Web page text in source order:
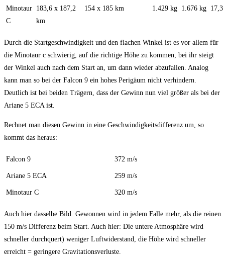
Minotaur
C
183,6 x 187,2
km
154 x 185 km 1.429 kg 1.676 kg 17,3
Durch die Startgeschwindigkeit und den flachen Winkel ist es vor allem für
die Minotaur c schwierig, auf die richtige Höhe zu kommen, bei ihr steigt
der Winkel auch nach dem Start an, um dann wieder abzufallen. Analog
kann man so bei der Falcon 9 ein hohes Perigäum nicht verhindern.
Deutlich ist bei beiden Trägern, dass der Gewinn nun viel größer als bei der
Ariane 5 ECA ist.
Rechnet man diesen Gewinn in eine Geschwindigkeitsdifferenz um, so
kommt das heraus:
Falcon 9 372 m/s
Ariane 5 ECA 259 m/s
Minotaur C 320 m/s
Auch hier dasselbe Bild. Gewonnen wird in jedem Falle mehr, als die reinen
150 m/s Differenz beim Start. Auch hier: Die untere Atmosphäre wird
schneller durchquert) weniger Luftwiderstand, die Höhe wird schneller
erreicht = geringere Gravitationsverluste.